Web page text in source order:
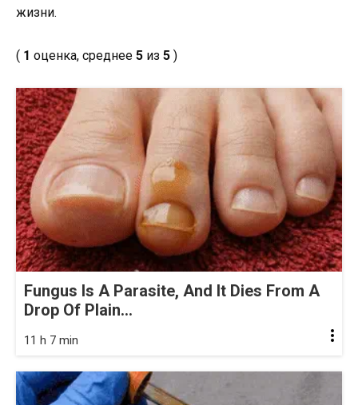
жизни.
( 1 оценка, среднее 5 из 5 )
Fungus Is A Parasite, And It Dies From A
Drop Of Plain...
11 h 7 min